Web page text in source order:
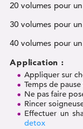
20 volumes pour
30 volumes pour
40 volumes pour
Application :
Appliquer sur
Temps de
Ne pas faire
Rincer
Effectuer un
detox